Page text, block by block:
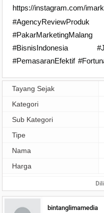
https://instagram.com/
#BisnisIndonesia
#PemasaranEfektif
Tayang Sejak
Kategori
Sub Kategori
Tipe
Nama
Harga
bintanglimamedia